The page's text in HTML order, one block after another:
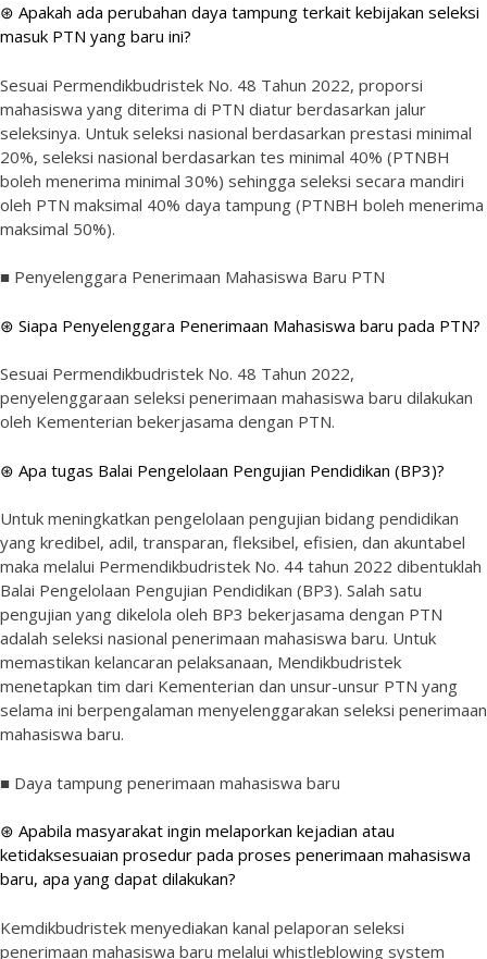
⊛ Apakah ada perubahan daya tampung terkait kebijakan seleksi
masuk PTN yang baru ini?
Sesuai Permendikbudristek No. 48 Tahun 2022, proporsi
mahasiswa yang diterima di PTN diatur berdasarkan jalur
seleksinya. Untuk seleksi nasional berdasarkan prestasi minimal
20%, seleksi nasional berdasarkan tes minimal 40% (PTNBH
boleh menerima minimal 30%) sehingga seleksi secara mandiri
oleh PTN maksimal 40% daya tampung (PTNBH boleh menerima
maksimal 50%).
■ Penyelenggara Penerimaan Mahasiswa Baru PTN
⊛ Siapa Penyelenggara Penerimaan Mahasiswa baru pada PTN?
Sesuai Permendikbudristek No. 48 Tahun 2022,
penyelenggaraan seleksi penerimaan mahasiswa baru dilakukan
oleh Kementerian bekerjasama dengan PTN.
⊛ Apa tugas Balai Pengelolaan Pengujian Pendidikan (BP3)?
Untuk meningkatkan pengelolaan pengujian bidang pendidikan
yang kredibel, adil, transparan, fleksibel, efisien, dan akuntabel
maka melalui Permendikbudristek No. 44 tahun 2022 dibentuklah
Balai Pengelolaan Pengujian Pendidikan (BP3). Salah satu
pengujian yang dikelola oleh BP3 bekerjasama dengan PTN
adalah seleksi nasional penerimaan mahasiswa baru. Untuk
memastikan kelancaran pelaksanaan, Mendikbudristek
menetapkan tim dari Kementerian dan unsur-unsur PTN yang
selama ini berpengalaman menyelenggarakan seleksi penerimaan
mahasiswa baru.
■ Daya tampung penerimaan mahasiswa baru
⊛ Apabila masyarakat ingin melaporkan kejadian atau
ketidaksesuaian prosedur pada proses penerimaan mahasiswa
baru, apa yang dapat dilakukan?
Kemdikbudristek menyediakan kanal pelaporan seleksi
penerimaan mahasiswa baru melalui whistleblowing system